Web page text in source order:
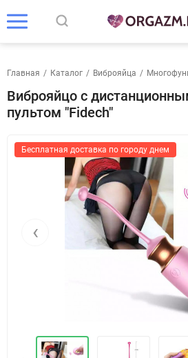
Главная / Каталог / Виброяйца /
Виброяйцо с
пультом "Fidech"
Бесплатная доставка по городу днем
‹